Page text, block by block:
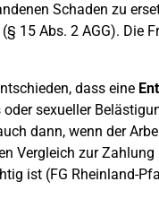
Schaden zu
15 Abs. 2 AGG). Die
dass eine
sexueller
dann, wenn der
Vergleich zur
ist (FG Rheinland-